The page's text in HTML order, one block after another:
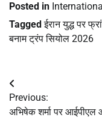
Posted in
Taggedईरान युद्ध पर
बनाम ट्रंप सियोल 2026
Post
navigation
Previous:
अभिषेक शर्मा पर आईपीएल